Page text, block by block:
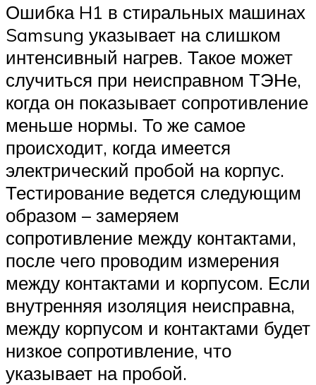
Ошибка H1 в стиральных машинах
Samsung указывает на слишком
интенсивный нагрев. Такое может
случиться при неисправном ТЭНе,
когда он показывает сопротивление
меньше нормы. То же самое
происходит, когда имеется
электрический пробой на корпус.
Тестирование ведется следующим
образом – замеряем
сопротивление между контактами,
после чего проводим измерения
между контактами и корпусом. Если
внутренняя изоляция неисправна,
между корпусом и контактами будет
низкое сопротивление, что
указывает на пробой.